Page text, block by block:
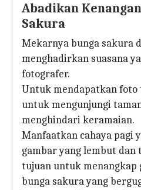
Abadikan
Sakura
Mekarnya bunga sakura
menghadirkan suasana
fotografer.
Untuk mendapatkan
untuk mengunjungi
menghindari keramaian.
Manfaatkan cahaya pagi
gambar yang lembut dan
tujuan untuk menangkap
bunga sakura yang